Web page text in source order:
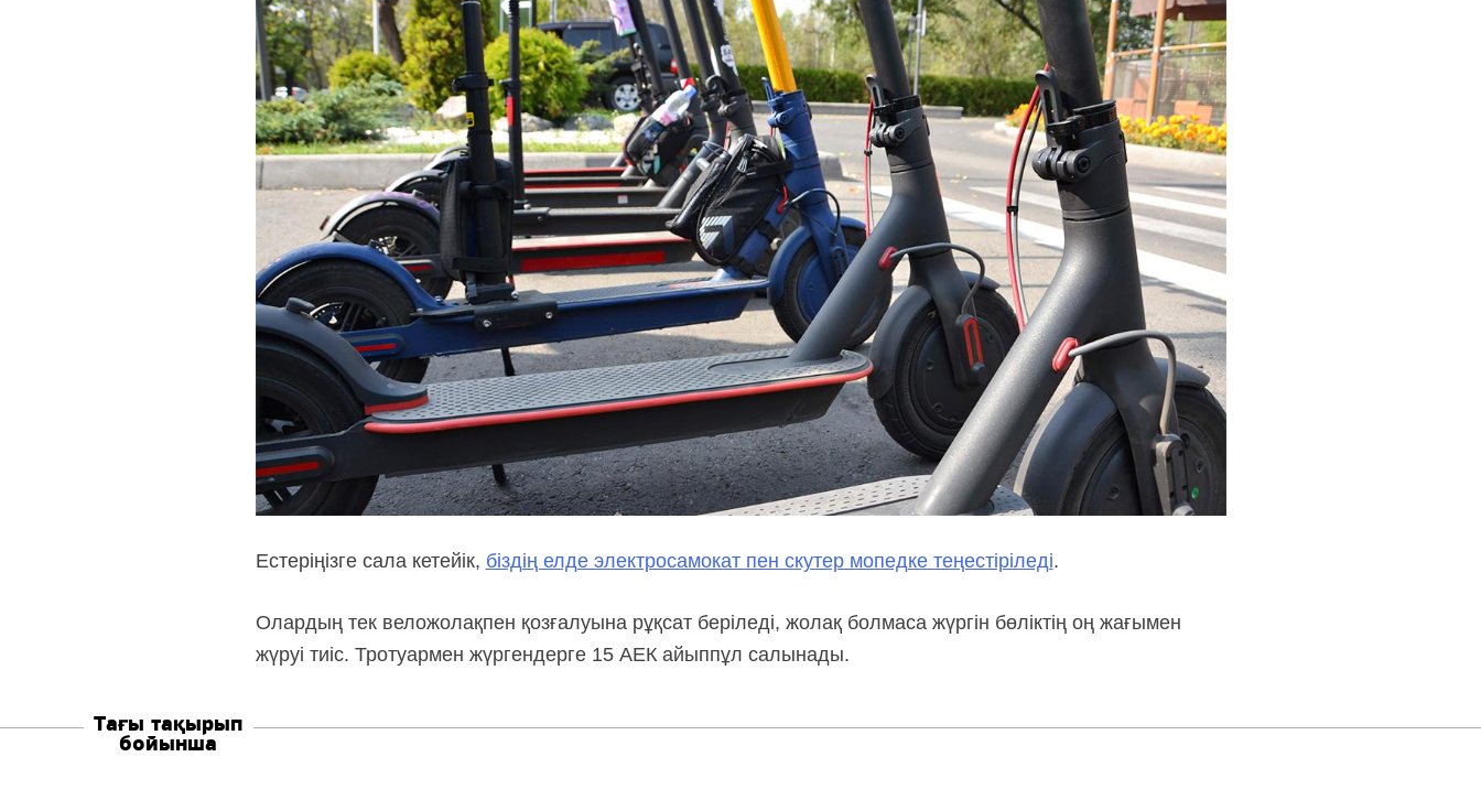
Естеріңізге сала кетейік, біздің елде электросамокат пен скутер мопедке теңестіріледі.
Олардың тек веложолақпен қозғалуына рұқсат беріледі, жолақ болмаса жүргін бөліктің оң жағымен
жүруі тиіс. Тротуармен жүргендерге 15 АЕК айыппұл салынады.
Тағы тақырып
бойынша